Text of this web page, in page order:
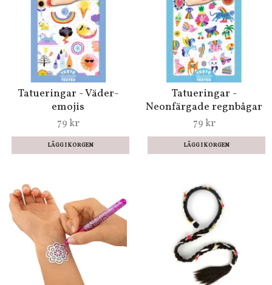
Tatueringar - Väder-
emojis
79 kr
Tatueringar -
Neonfärgade regnbågar
79 kr